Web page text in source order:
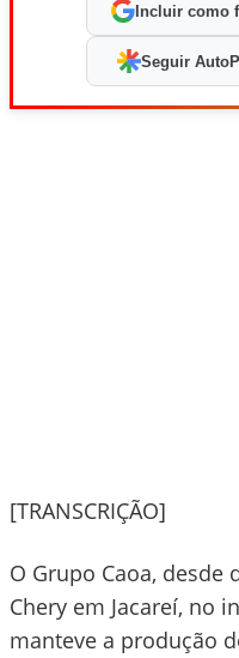
Incluir como
Seguir
[TRANSCRIÇÃO]
O Grupo Caoa,
Chery em Jacareí, no
manteve a produção